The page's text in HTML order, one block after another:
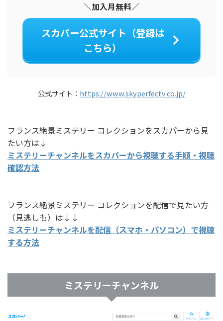
＼加入月無料／
スカパー公式サイト（登録は
こちら）
公式サイト： https://www.skyperfectv.co.jp/
フランス絶景ミステリー コレクションをスカパーから見
たい方は↓
ミステリーチャンネルをスカパーから視聴する手順・視聴
確認方法
フランス絶景ミステリー コレクションを配信で見たい方
（見逃しも）は↓↓
ミステリーチャンネルを配信（スマホ・パソコン）で視聴
する方法
ミステリーチャンネル